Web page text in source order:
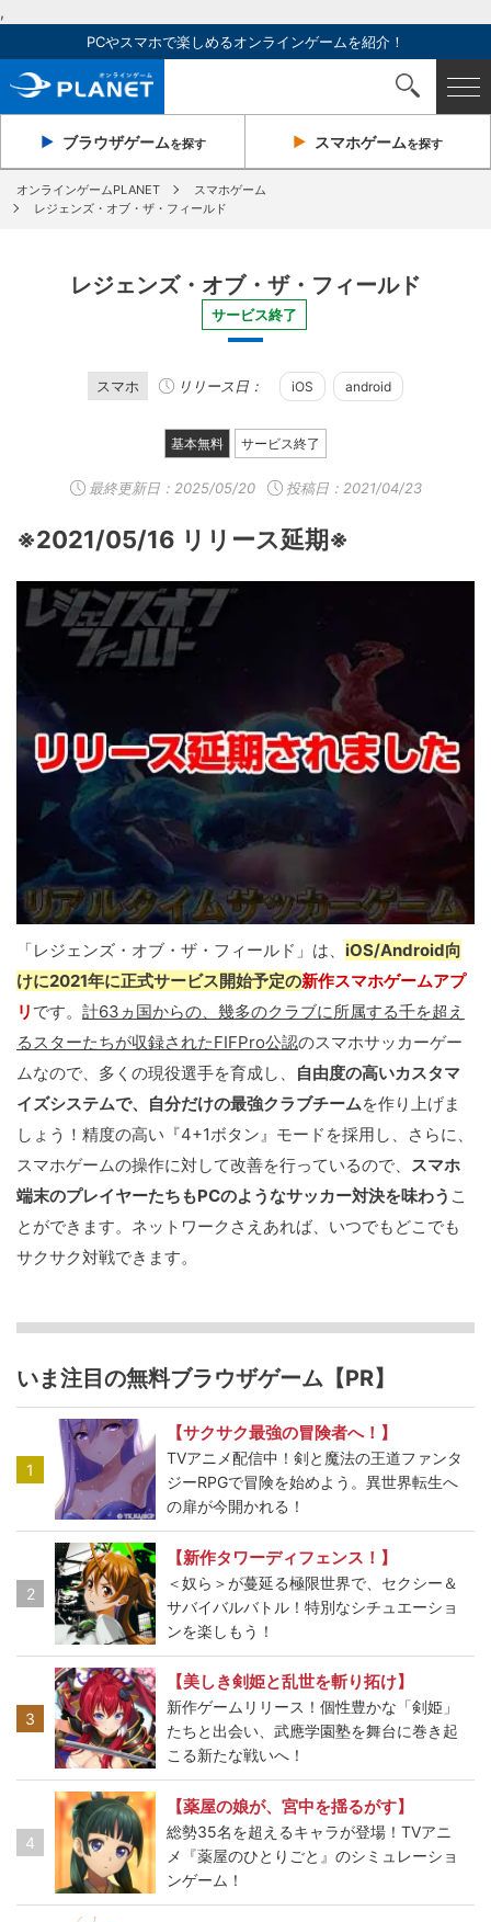
,
PCやスマホで楽しめるオンラインゲームを紹介！
ブラウザゲームを探す スマホゲームを探す
オンラインゲームPLANET
スマホゲーム
レジェンズ・オブ・ザ・フィールド
レジェンズ・オブ・ザ・フィールド
サービス終了
スマホ リリース日： iOS android
基本無料 サービス終了
最終更新日： 2025/05/20 投稿日：2021/04/23
※2021/05/16 リリース延期※
「レジェンズ・オブ・ザ・フィールド」は、 iOS/Android向
けに2021年に正式サービス開始予定の新作スマホゲームアプ
リ です。 計63ヵ国からの、幾多のクラブに所属する千を超え
るスターたちが収録されたFIFPro公認のスマホサッカーゲー
ムなので、多くの現役選手を育成し、
自由度の高いカスタマ
イズシステムで、自分だけの最強クラブチームを作り上げま
しょう！精度の高い『4+1ボタン』モードを採用し、さらに、
スマホゲームの操作に対して改善を行っているので、 スマホ
端末のプレイヤーたちもPCのようなサッカー対決を味わう こ
とができます。ネットワークさえあれば、いつでもどこでも
サクサク対戦できます。
いま注目の無料ブラウザゲーム【PR】
1
【サクサク最強の冒険者へ！】
TVアニメ配信中！剣と魔法の王道ファンタ
ジーRPGで冒険を始めよう。異世界転生へ
の扉が今開かれる！
2
【新作タワーディフェンス！】
＜奴ら＞が蔓延る極限世界で、セクシー＆
サバイバルバトル！特別なシチュエーショ
ンを楽しもう！
3
【美しき剣姫と乱世を斬り拓け】
新作ゲームリリース！個性豊かな「剣姫」
たちと出会い、武應学園塾を舞台に巻き起
こる新たな戦いへ！
4
【薬屋の娘が、宮中を揺るがす】
総勢35名を超えるキャラが登場！TVアニ
メ『薬屋のひとりごと』のシミュレーショ
ンゲーム！